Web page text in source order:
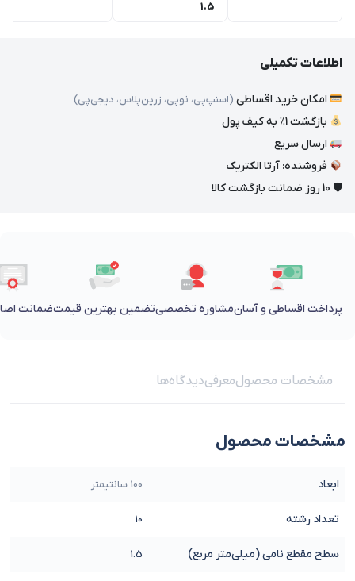
1.5
اطلاعات تکمیلی
امکان خرید اقساطی (اسنپ‌پی، نوپی، زرین‌پلاس، دیجی‌پی)
بازگشت 1٪ به کیف پول
ارسال سریع
فروشنده: آرتا الکتریک
🛡 10 روز ضمانت بازگشت کالا
پرداخت اقساطی و آسانمشاوره تخصصیتضمین بهترین قیمتضمانت
مشخصات محصولمعرفیدیدگاه‌ها
مشخصات محصول
ابعاد 100 سانتیمتر
تعداد رشته 10
سطح مقطع نامی (میلی‌متر مربع) 1.5